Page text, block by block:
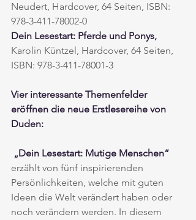
Neudert, Hardcover, 64 Seiten, ISBN:
978-3-411-78002-0
Dein Lesestart: Pferde und Ponys,
Karolin Küntzel, Hardcover, 64 Seiten,
ISBN: 978-3-411-78001-3
Vier interessante Themenfelder
eröffnen die neue Erstlesereihe von
Duden:
„Dein Lesestart: Mutige Menschen“
erzählt von fünf inspirierenden
Persönlichkeiten, welche mit guten
Ideen die Welt verändert haben oder
noch verändern werden. In diesem